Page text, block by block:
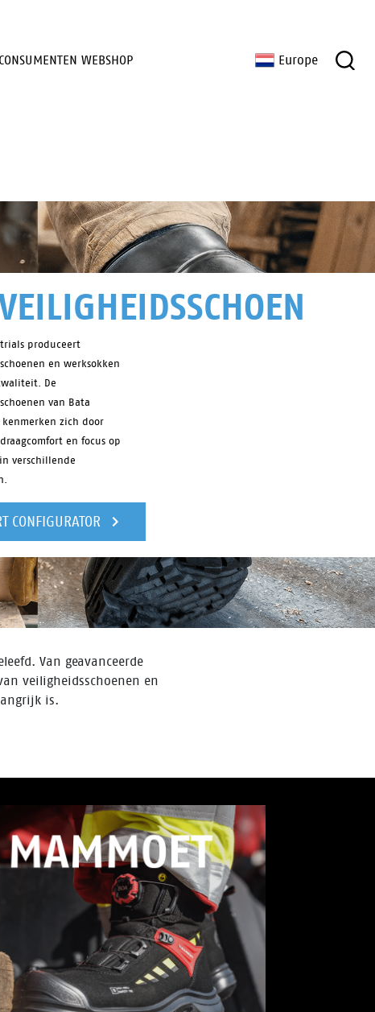
CONSUMENTEN WEBSHOP Europe
produceert
en werksokken
De
van Bata
zich door
en focus op
verschillende
CONFIGURATOR
Van geavanceerde
veiligheidsschoenen en
is.